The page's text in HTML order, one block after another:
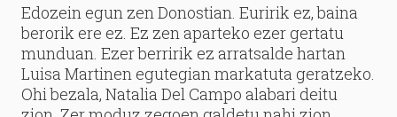
Edozein egun zen Donostian. Euririk ez, baina
berorik ere ez. Ez zen aparteko ezer gertatu
munduan. Ezer berririk ez arratsalde hartan
Luisa Martinen egutegian markatuta geratzeko.
Ohi bezala, Natalia Del Campo alabari deitu